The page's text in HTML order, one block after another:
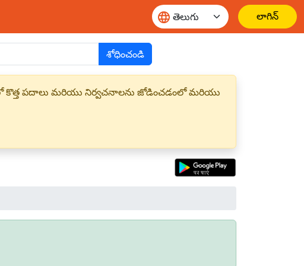
లాగిన్
శోధించండి
పదాలు మరియు నిర్వచనాలను జోడించడంలో మరియు